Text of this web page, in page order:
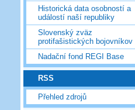
Historická data osobností a
událostí naší republiky
Slovenský zväz
protifašistických bojovníkov
Nadační fond REGI Base
RSS
Přehled zdrojů